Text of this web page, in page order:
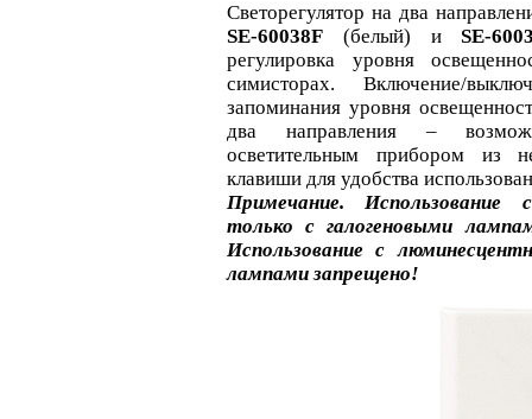
Светорегулятор на два
SE-60038F (белый) иSE-
регулировка уровня
симисторах. Включение/
запоминания уровня
два направления –
осветительным прибором из
клавиши для удобства
Примечание. Использование
только с галогеновыми
Использование с
лампами запрещено!